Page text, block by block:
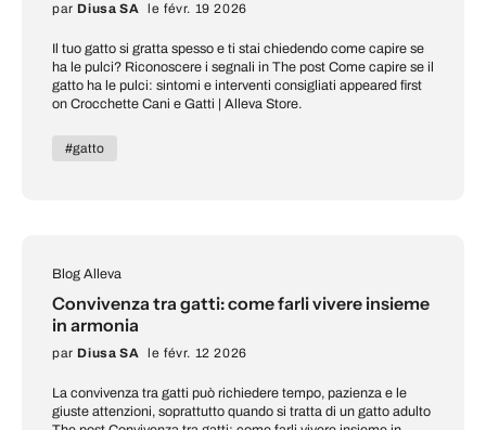
par Diusa SA le févr. 19 2026
Il tuo gatto si gratta spesso e ti stai chiedendo come capire se
ha le pulci? Riconoscere i segnali in The post Come capire se il
gatto ha le pulci: sintomi e interventi consigliati appeared first
on Crocchette Cani e Gatti | Alleva Store.
#gatto
Blog Alleva
Convivenza tra gatti: come farli vivere insieme
in armonia
par Diusa SA le févr. 12 2026
La convivenza tra gatti può richiedere tempo, pazienza e le
giuste attenzioni, soprattutto quando si tratta di un gatto adulto